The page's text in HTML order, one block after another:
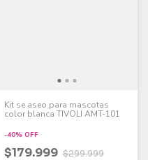
Kit se aseo para mascotas
color blanca TIVOLI AMT-101
-40% OFF
$179.999 $299.999